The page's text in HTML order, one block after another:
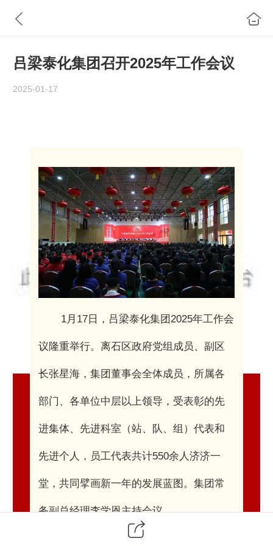
吕梁泰化集团召开2025年工作会议
2025-01-17
1月17日，吕梁泰化集团2025年工作会
议隆重举行。离石区政府党组成员、副区
长张星海，集团董事会全体成员，所属各
部门、各单位中层以上领导，受表彰的先
进集体、先进科室（站、队、组）代表和
先进个人，员工代表共计550余人济济一
堂，共同擘画新一年的发展蓝图。集团常
务副总经理李学恩主持会议。